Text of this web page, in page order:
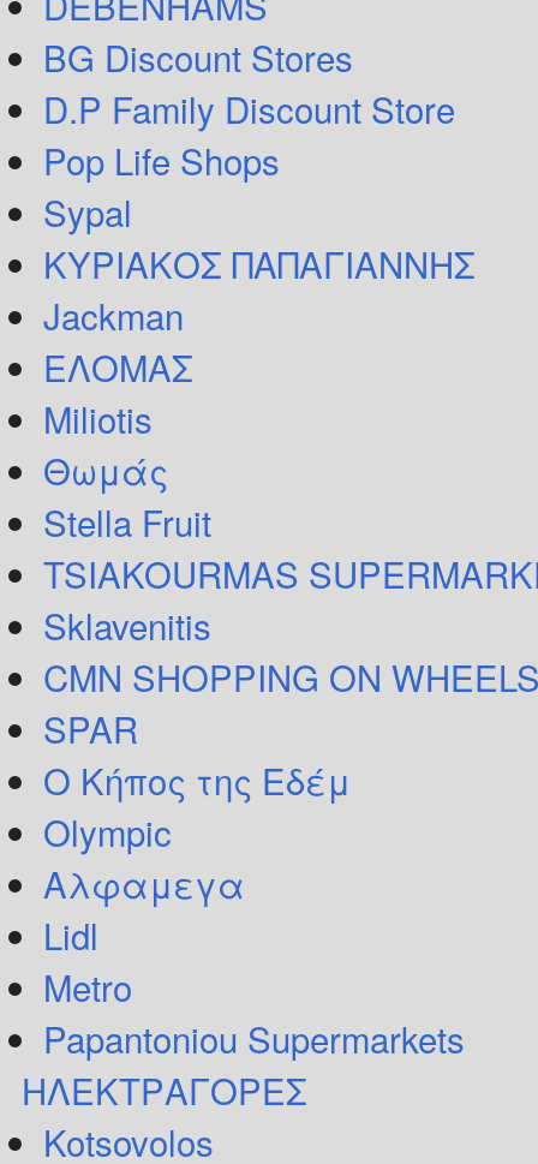
BG Discount Stores
D.P Family Discount Store
Pop Life Shops
Sypal
ΚΥΡΙΑΚΟΣ ΠΑΠΑΓΙΑΝΝΗΣ
Jackman
ΕΛΟΜΑΣ
Miliotis
Θωμάς
Stella Fruit
TSIAKOURMAS
Sklavenitis
CMN SHOPPING ON
SPAR
Ο Κήπος της Εδέμ
Olympic
Αλφαμεγα
Lidl
Metro
Papantoniou Supermarkets
ΗΛΕΚΤΡΑΓΟΡΕΣ
Kotsovolos